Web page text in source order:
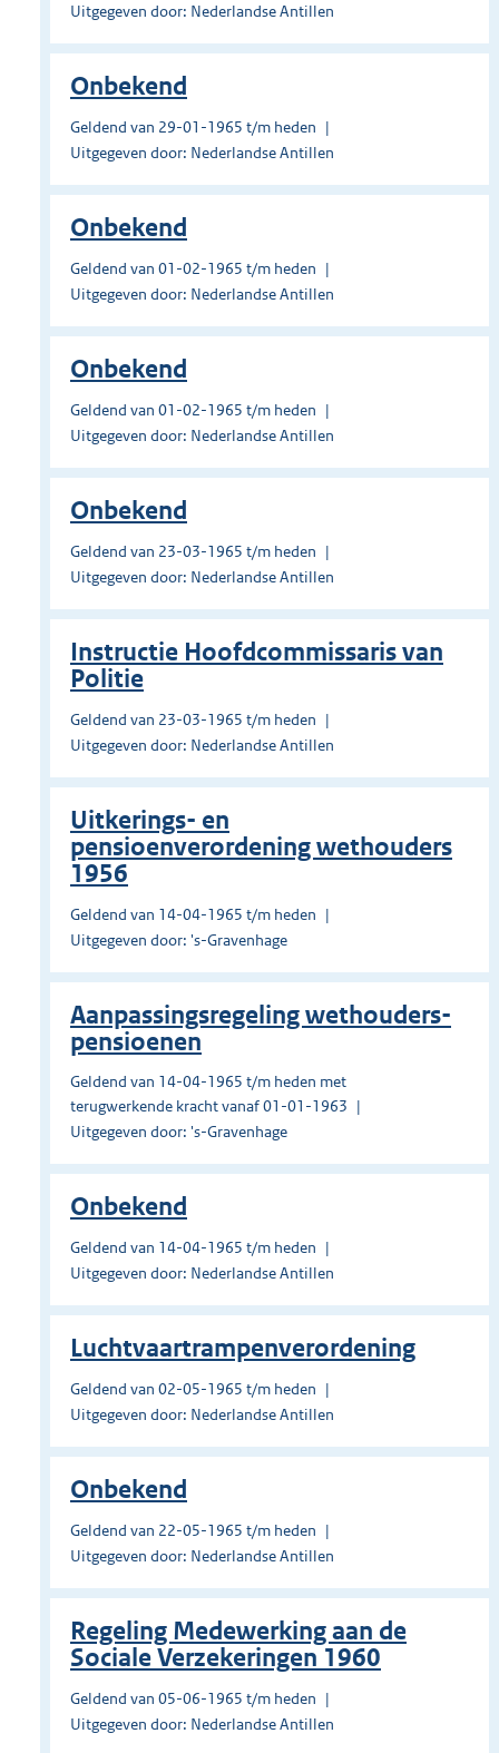
Uitgegeven door: Nederlandse Antillen
Onbekend
Geldend van 29-01-1965 t/m heden
Uitgegeven door: Nederlandse Antillen
Onbekend
Geldend van 01-02-1965 t/m heden
Uitgegeven door: Nederlandse Antillen
Onbekend
Geldend van 01-02-1965 t/m heden
Uitgegeven door: Nederlandse Antillen
Onbekend
Geldend van 23-03-1965 t/m heden
Uitgegeven door: Nederlandse Antillen
Instructie Hoofdcommissaris van
Politie
Geldend van 23-03-1965 t/m heden
Uitgegeven door: Nederlandse Antillen
Uitkerings- en
pensioenverordening wethouders
1956
Geldend van 14-04-1965 t/m heden
Uitgegeven door: 's-Gravenhage
Aanpassingsregeling wethouders-
pensioenen
Geldend van 14-04-1965 t/m heden met
terugwerkende kracht vanaf 01-01-1963
Uitgegeven door: 's-Gravenhage
Onbekend
Geldend van 14-04-1965 t/m heden
Uitgegeven door: Nederlandse Antillen
Luchtvaartrampenverordening
Geldend van 02-05-1965 t/m heden
Uitgegeven door: Nederlandse Antillen
Onbekend
Geldend van 22-05-1965 t/m heden
Uitgegeven door: Nederlandse Antillen
Regeling Medewerking aan de
Sociale Verzekeringen 1960
Geldend van 05-06-1965 t/m heden
Uitgegeven door: Nederlandse Antillen